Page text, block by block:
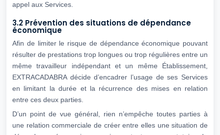
appel aux Services.
3.2 Prévention des situations de dépendance
économique
Afin de limiter le risque de dépendance économique pouvant
résulter de prestations trop longues ou trop régulières entre un
même travailleur indépendant et un même Établissement,
EXTRACADABRA décide d’encadrer l’usage de ses Services
en limitant la durée et la récurrence des mises en relation
entre ces deux parties.
D’un point de vue général, rien n’empêche toutes parties à
une relation commerciale de créer entre elles une situation de